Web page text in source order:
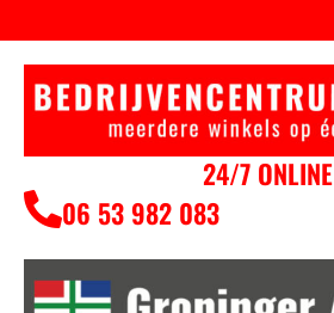
24/7 ONLINE
06 53 982 083